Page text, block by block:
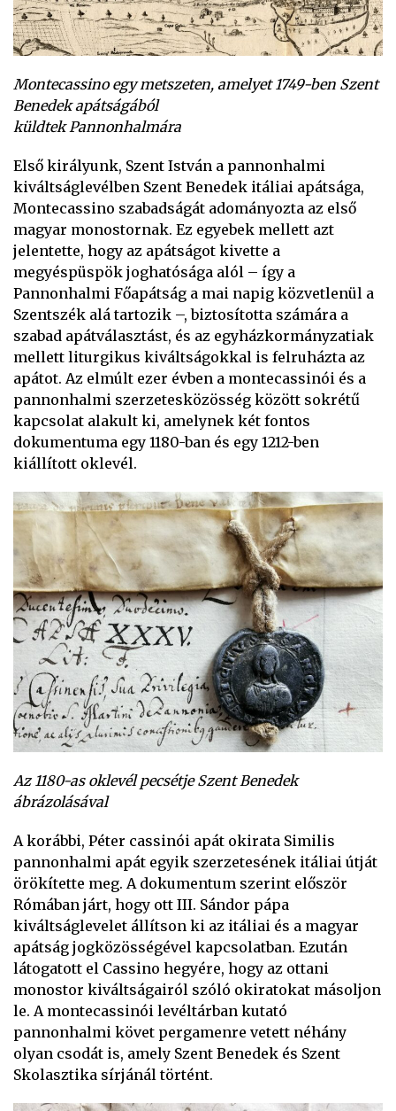
Montecassino egy metszeten, amelyet 1749-ben Szent
Benedek apátságából
küldtek Pannonhalmára
Első királyunk, Szent István a pannonhalmi
kiváltságlevélben Szent Benedek itáliai apátsága,
Montecassino szabadságát adományozta az első
magyar monostornak. Ez egyebek mellett azt
jelentette, hogy az apátságot kivette a
megyéspüspök joghatósága alól – így a
Pannonhalmi Főapátság a mai napig közvetlenül a
Szentszék alá tartozik –, biztosította számára a
szabad apátválasztást, és az egyházkormányzatiak
mellett liturgikus kiváltságokkal is felruházta az
apátot. Az elmúlt ezer évben a montecassinói és a
pannonhalmi szerzetesközösség között sokrétű
kapcsolat alakult ki, amelynek két fontos
dokumentuma egy 1180-ban és egy 1212-ben
kiállított oklevél.
Az 1180-as oklevél pecsétje Szent Benedek
ábrázolásával
A korábbi, Péter cassinói apát okirata Similis
pannonhalmi apát egyik szerzetesének itáliai útját
örökítette meg. A dokumentum szerint először
Rómában járt, hogy ott III. Sándor pápa
kiváltságlevelet állítson ki az itáliai és a magyar
apátság jogközösségével kapcsolatban. Ezután
látogatott el Cassino hegyére, hogy az ottani
monostor kiváltságairól szóló okiratokat másoljon
le. A montecassinói levéltárban kutató
pannonhalmi követ pergamenre vetett néhány
olyan csodát is, amely Szent Benedek és Szent
Skolasztika sírjánál történt.